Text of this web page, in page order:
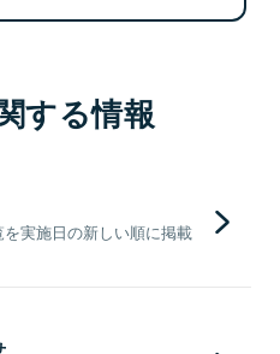
する情報
実施日の新しい順に掲載